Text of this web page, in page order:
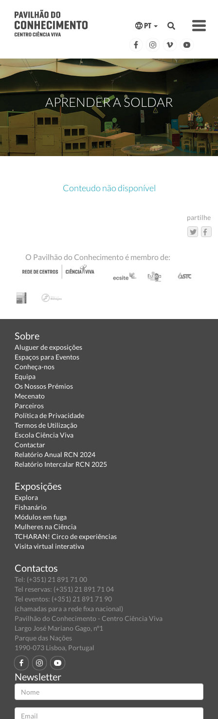
PT
APRENDER A SOLDAR
Conteudo não disponível
partilhe
O Pavilhão do Conhecimento é membro de:
Sobre
Aluguer de exposições
Espaços para Eventos
Conheça-nos
Equipa
Os Nossos Prémios
Mecenato
Parceiros
Política de Privacidade
Termos de Utilização
Escola Ciência Viva
Contactar
Relatório Anual RCN 2024
Relatório Intercalar RCN 2025
Exposições
Explora
Fishanário
Módulos em fuga
Mulheres na Ciência
TCHARAN! Circo de experiências
Visita virtual interativa
Contactos
Tel: (+351) 21 891 71 00
Tel reservas: (+351) 21 891 71 04
Tel eventos: (+351) 21 891 71 90
(chamadas para a rede fixa nacional)
Pavilhão do Conhecimento - Centro Ciência Viva
Largo José Mariano Gago, nº1
Parque das Nações
1990-073 Lisboa, Portugal
Newsletter